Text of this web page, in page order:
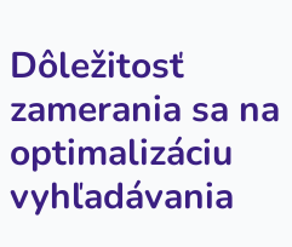
Dôležitosť
zamerania sa na
optimalizáciu
vyhľadávania